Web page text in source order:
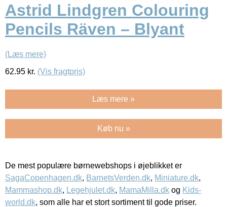
Astrid Lindgren Colouring
Pencils Räven – Blyant
(Læs mere)
62.95 kr. (Vis fragtpris)
Læs mere »
Køb nu »
De mest populære børnewebshops i øjeblikket er
SagaCopenhagen.dk, BarnetsVerden.dk, Miniature.dk,
Mammashop.dk, Legehjulet.dk, MamaMilla.dk og Kids-
world.dk, som alle har et stort sortiment til gode priser.